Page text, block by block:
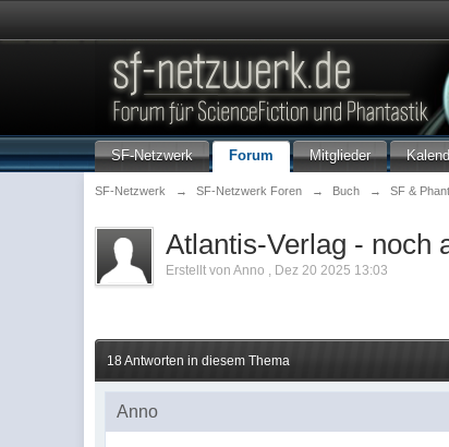
SF-Netzwerk Forum Mitglieder
SF-Netzwerk → SF-Netzwerk Foren → Buch → SF &
Atlantis-Verlag - noch
Erstellt vonAnno , Dez 20 2025 13:03
18 Antworten in diesem Thema
Anno